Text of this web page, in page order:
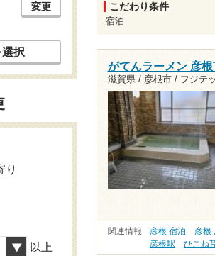
こだわり条件
宿泊
がてんラーメン 彦
滋賀県 / 彦根市 / フジテ
関連情報 彦根 宿泊 彦根
彦根駅
ひこね
変更
択
り
以上